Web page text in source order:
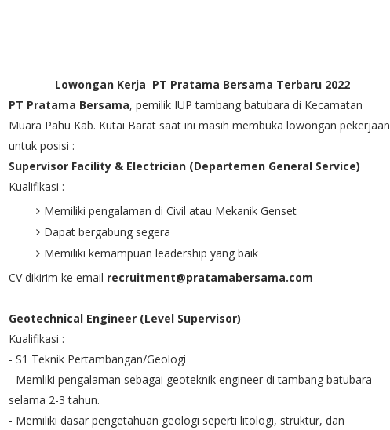
Lowongan Kerja PT Pratama Bersama Terbaru 2022
PT Pratama Bersama, pemilik IUP tambang batubara di Kecamatan
Muara Pahu Kab. Kutai Barat saat ini masih membuka lowongan pekerjaan
untuk posisi :
Supervisor Facility & Electrician (Departemen General Service)
Kualifikasi :
Memiliki pengalaman di Civil atau Mekanik Genset
Dapat bergabung segera
Memiliki kemampuan leadership yang baik
CV dikirim ke email recruitment@pratamabersama.com
Geotechnical Engineer (Level Supervisor)
Kualifikasi :
- S1 Teknik Pertambangan/Geologi
- Memliki pengalaman sebagai geoteknik engineer di tambang batubara
selama 2-3 tahun.
- Memiliki dasar pengetahuan geologi seperti litologi, struktur, dan